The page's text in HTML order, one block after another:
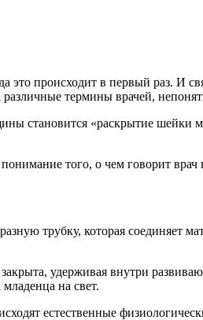
происходит в первый раз. И
термины врачей,
«раскрытие шейки
того, о чем говорит
трубку, которая соединяет
удерживая внутри
на свет.
естественные